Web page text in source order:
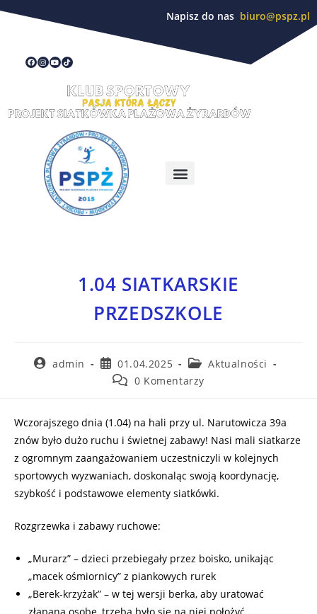
Napisz do nas biuro@pspz.pl
1.04 SIATKARSKIE
PRZEDSZKOLE
admin 01.04.2025
Aktualności
0 Komentarzy
Wczorajszego dnia (1.04) na hali przy ul. Narutowicza 39a
znów było dużo ruchu i świetnej zabawy! Nasi mali siatkarze
z ogromnym zaangażowaniem uczestniczyli w kolejnych
sportowych wyzwaniach, doskonaląc swoją koordynację,
szybkość i podstawowe elementy siatkówki.
Rozgrzewka i zabawy ruchowe:
„Murarz” – dzieci przebiegały przez boisko, unikając
„macek ośmiornicy” z piankowych rurek
„Berek-krzyżak” – w tej wersji berka, aby uratować